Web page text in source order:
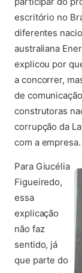
escritório no
diferentes
australiana
explicou por
a concorrer,
de
construtoras
corrupção da
com a empresa.
Para Giucélia
Figueiredo,
essa
explicação
não faz
sentido, já
que parte do